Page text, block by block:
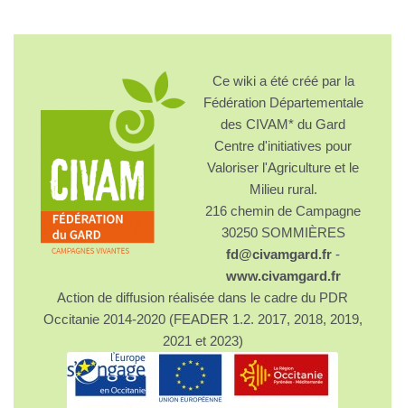
Ce wiki a été créé par la
Fédération Départementale
des CIVAM* du Gard
Centre d'initiatives pour
Valoriser l'Agriculture et le
Milieu rural.
216 chemin de Campagne
30250 SOMMIÈRES
fd@civamgard.fr -
www.civamgard.fr
Action de diffusion réalisée dans le cadre du PDR
Occitanie 2014-2020 (FEADER 1.2. 2017, 2018, 2019,
2021 et 2023)